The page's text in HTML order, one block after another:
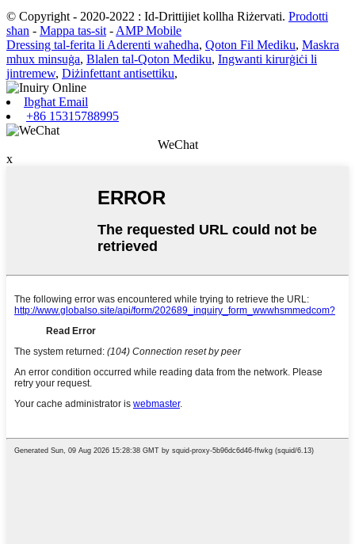
© Copyright - 2020-2022 : Id-Drittijiet kollha Riżervati. Prodotti
sħan - Mappa tas-sit - AMP Mobile
Dressing tal-ferita li Aderenti waħedha, Qoton Fil Mediku, Maskra
mhux minsuġa, Blalen tal-Qoton Mediku, Ingwanti kirurġiċi li
jintremew, Diżinfettant antisettiku,
Ibgħat Email
+86 15315788995
WeChat
x